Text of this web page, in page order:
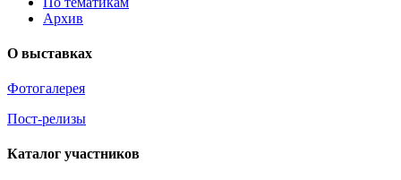
Архив
О выставках
Фотогалерея
Пост-релизы
Каталог участников